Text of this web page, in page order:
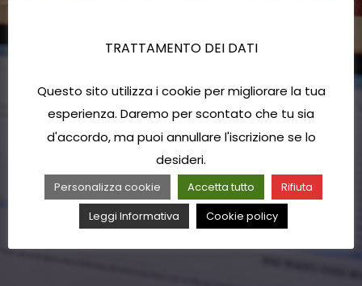
TRATTAMENTO DEI DATI
Questo sito utilizza i cookie per migliorare la tua
esperienza. Daremo per scontato che tu sia
d'accordo, ma puoi annullare l'iscrizione se lo
desideri.
Personalizza cookie Accetta tutto
Rifiuta
Leggi Informativa
Cookie policy